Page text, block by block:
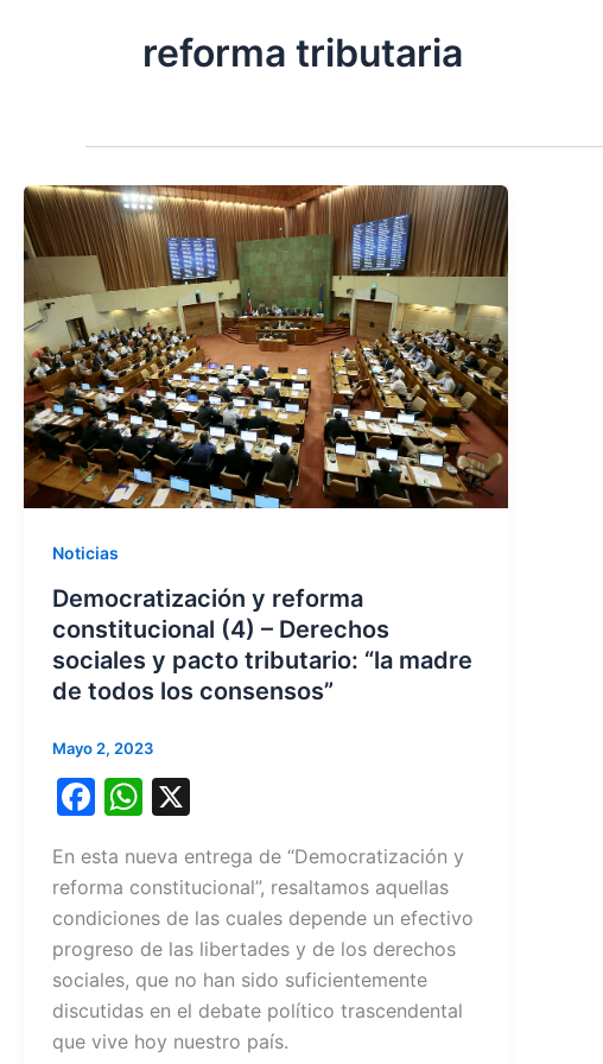
reforma tributaria
Noticias
Democratización y reforma
constitucional (4) – Derechos
sociales y pacto tributario: “la madre
de todos los consensos”
Mayo 2, 2023
F
c
e
b
o
o
W
at
s
A
p
p
En esta nueva entrega de “Democratización y
reforma constitucional”, resaltamos aquellas
condiciones de las cuales depende un efectivo
progreso de las libertades y de los derechos
sociales, que no han sido suficientemente
discutidas en el debate político trascendental
que vive hoy nuestro país.